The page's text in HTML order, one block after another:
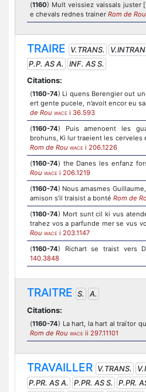
(1160) Mult veissiez vaissals juster
e chevals rednes trainer Rom de Rou
TRAIRE V.TRANS.
P.P. AS A.
INF. AS S.
Citations:
(1160-74) Li quens Berengier out
ert gente pucele, n’avoit encor eu
de Rou WACE i 36.593
(1160-74) Puis amenoent les
brohuns, Ki lur traeient les cerveles
Rom de Rou WACE i 206.1226
(1160-74) the Danes les enfanz
Rou WACE i 206.1219
(1160-74) Nous amasmes
amison s’il traisist a bonté Rom de
(1160-74) Mort sunt cil ki vus
trahez vos a parfunde mer se vus
Rou WACE i 203.1147
(1160-74) Richart se traist vers
140.3848
TRAITRE S.
A.
Citations:
(1160-74) La hart, la hart al traïtor
Rom de Rou WACE ii 297.11101
TRAVAILLER V.TRANS.
P.PR. AS A.
P.PR. AS S. P.PR.